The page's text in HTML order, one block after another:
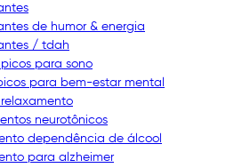
de humor & energia
/ tdah
para sono
para bem-estar mental
neurotônicos
dependência de álcool
para alzheimer